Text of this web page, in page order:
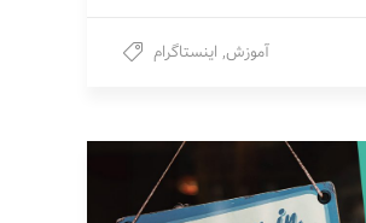
آموزش, اینستاگرام